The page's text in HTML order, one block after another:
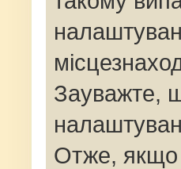
Зауважте,
Отже, якщо